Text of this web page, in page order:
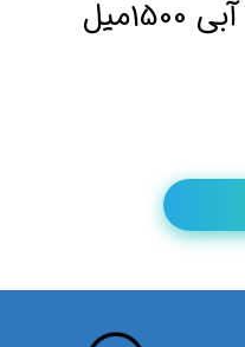
مایع لباسشویی کودک آبی 1500میل